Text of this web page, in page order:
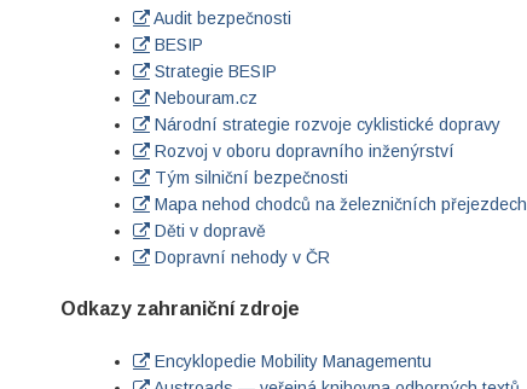
Audit bezpečnosti
BESIP
Strategie BESIP
Nebouram.cz
Národní strategie rozvoje cyklistické dopravy
Rozvoj v oboru dopravního inženýrství
Tým silniční bezpečnosti
Mapa nehod chodců na železničních přejezdech
Děti v dopravě
Dopravní nehody v ČR
Odkazy zahraniční zdroje
Encyklopedie Mobility Managementu